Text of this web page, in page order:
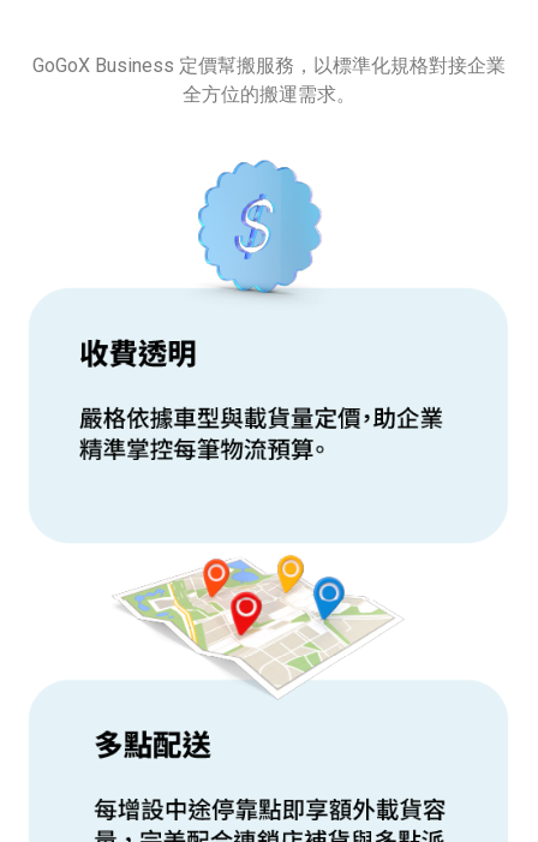
GoGoX Business 定價幫搬服務，以標準化規格對接企業
全方位的搬運需求。